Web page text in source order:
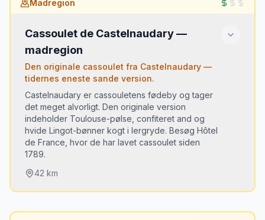
Foie gras chaud med eksotisk frugt
Dessert: violette-konfekt fra Toulouse
📅 OBS: Lukket lørdag middag, søndag og
mandag.
Madregion
Cassoulet de Castelnaudary —
madregion
Den originale cassoulet fra Castelnaudary —
tidernes eneste sande version.
Castelnaudary er cassouletens fødeby og tager
det meget alvorligt. Den originale version
indeholder Toulouse-pølse, confiteret and og
hvide Lingot-bønner kogt i lergryde. Besøg Hôtel
de France, hvor de har lavet cassoulet siden
1789.
42 km